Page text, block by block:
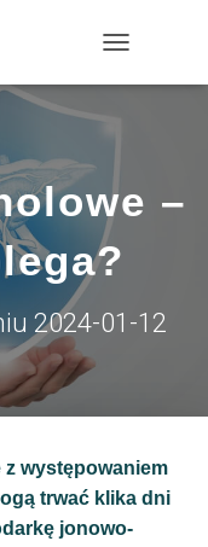
R
C
N
I
G
–
2024-01-12
z występowaniem
trwać klika dni
jonowo-